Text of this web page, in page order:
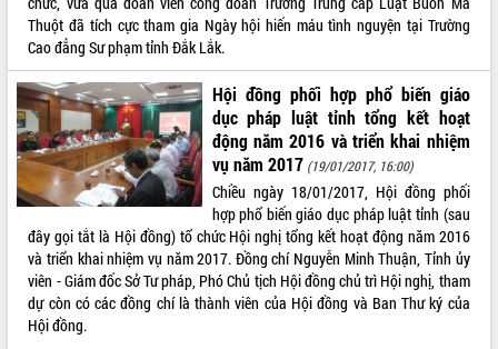
Đắk Lắk nâng cao hiệu quả công tác
Đảng từ Sổ tay đảng viên điện tử
Đắk Lắk đẩy mạnh nuôi biển công
nghệ, hướng tới phát triển thủy sản
bền vững
Tập huấn nâng cao năng lực triển khai
chuyển đổi số cho cán bộ, công chức
cấp xã
Đắk Lắk phát động hưởng ứng Ngày
Quyền của người tiêu dùng Việt Nam
2026
Đẩy mạnh cải cách hành chính, quyết
tâm đạt được mục tiêu tăng trưởng
hai con số trong năm 2026
Thuột đã tích cực tham gia Ngày hội hiến máu tình nguyện tại Trường
Cao đẳng Sư phạm tỉnh Đắk Lắk.
Hội đồng phối hợp phổ biến giáo
dục pháp luật tỉnh tổng kết hoạt
động năm 2016 và triển khai nhiệm
vụ năm 2017 (19/01/2017, 16:00)
Chiều ngày 18/01/2017, Hội đồng phối
hợp phổ biến giáo dục pháp luật tỉnh (sau
đây gọi tắt là Hội đồng) tổ chức Hội nghị tổng kết hoạt động năm 2016
và triển khai nhiệm vụ năm 2017. Đồng chí Nguyễn Minh Thuận, Tỉnh ủy
viên - Giám đốc Sở Tư pháp, Phó Chủ tịch Hội đồng chủ trì Hội nghị, tham
dự còn có các đồng chí là thành viên của Hội đồng và Ban Thư ký của
Hội đồng.